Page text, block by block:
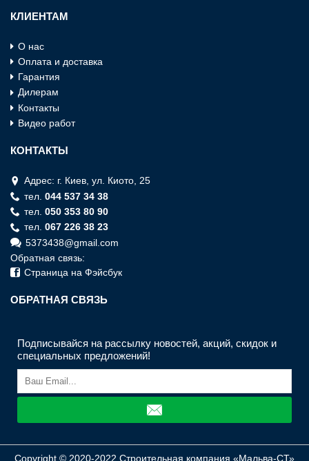
КЛИЕНТАМ
О нас
Оплата и доставка
Гарантия
Дилерам
Контакты
Видео работ
КОНТАКТЫ
Адрес: г. Киев, ул. Киото, 25
тел. 044 537 34 38
тел. 050 353 80 90
тел. 067 226 38 23
5373438@gmail.com
Обратная связь:
Страница на Фэйсбук
ОБРАТНАЯ СВЯЗЬ
Подписывайся на рассылку новостей, акций, скидок и
специальных предложений!
Copyright © 2020-2022 Строительная компания «Мальва-СТ»